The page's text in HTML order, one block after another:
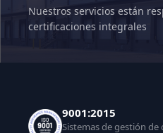
Nuestros servicios están
certificaciones integrales
9001:2015
Sistemas de gestión de